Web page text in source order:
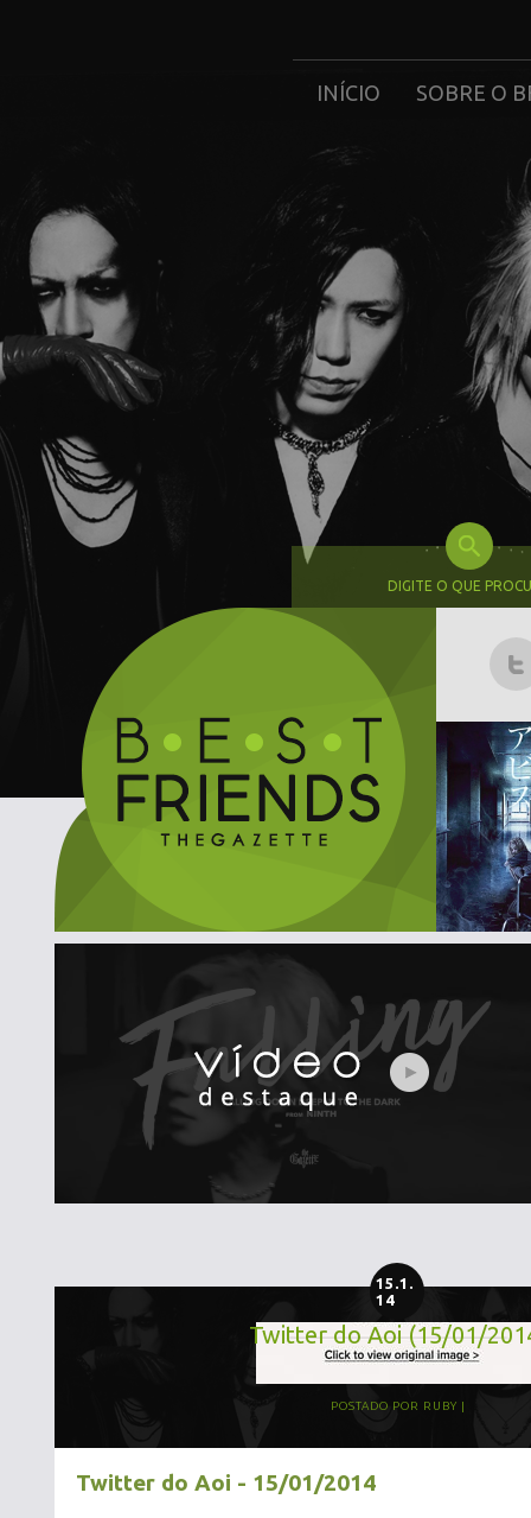
INÍCIO SOBRE O
DIGITE O QUE
15.1.
14
Twitter do Aoi (15/01/
POSTADO POR RUBY
Twitter do Aoi - 15/01/2014